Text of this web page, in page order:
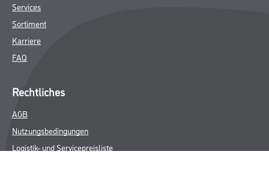
Services
Sortiment
Karriere
FAQ
Rechtliches
AGB
Nutzungsbedingungen
Logistik- und Servicepreisliste